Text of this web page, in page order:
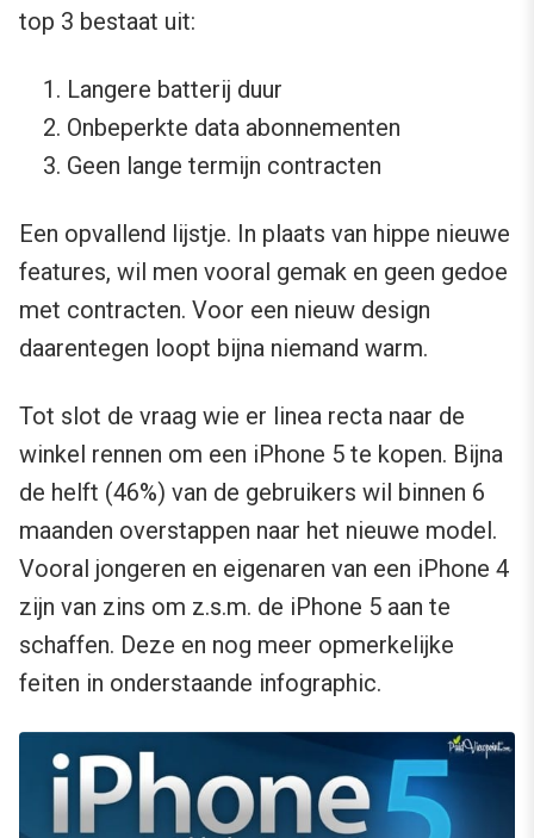
top 3 bestaat uit:
Langere batterij duur
Onbeperkte data abonnementen
Geen lange termijn contracten
Een opvallend lijstje. In plaats van hippe nieuwe
features, wil men vooral gemak en geen gedoe
met contracten. Voor een nieuw design
daarentegen loopt bijna niemand warm.
Tot slot de vraag wie er linea recta naar de
winkel rennen om een iPhone 5 te kopen. Bijna
de helft (46%) van de gebruikers wil binnen 6
maanden overstappen naar het nieuwe model.
Vooral jongeren en eigenaren van een iPhone 4
zijn van zins om z.s.m. de iPhone 5 aan te
schaffen. Deze en nog meer opmerkelijke
feiten in onderstaande infographic.